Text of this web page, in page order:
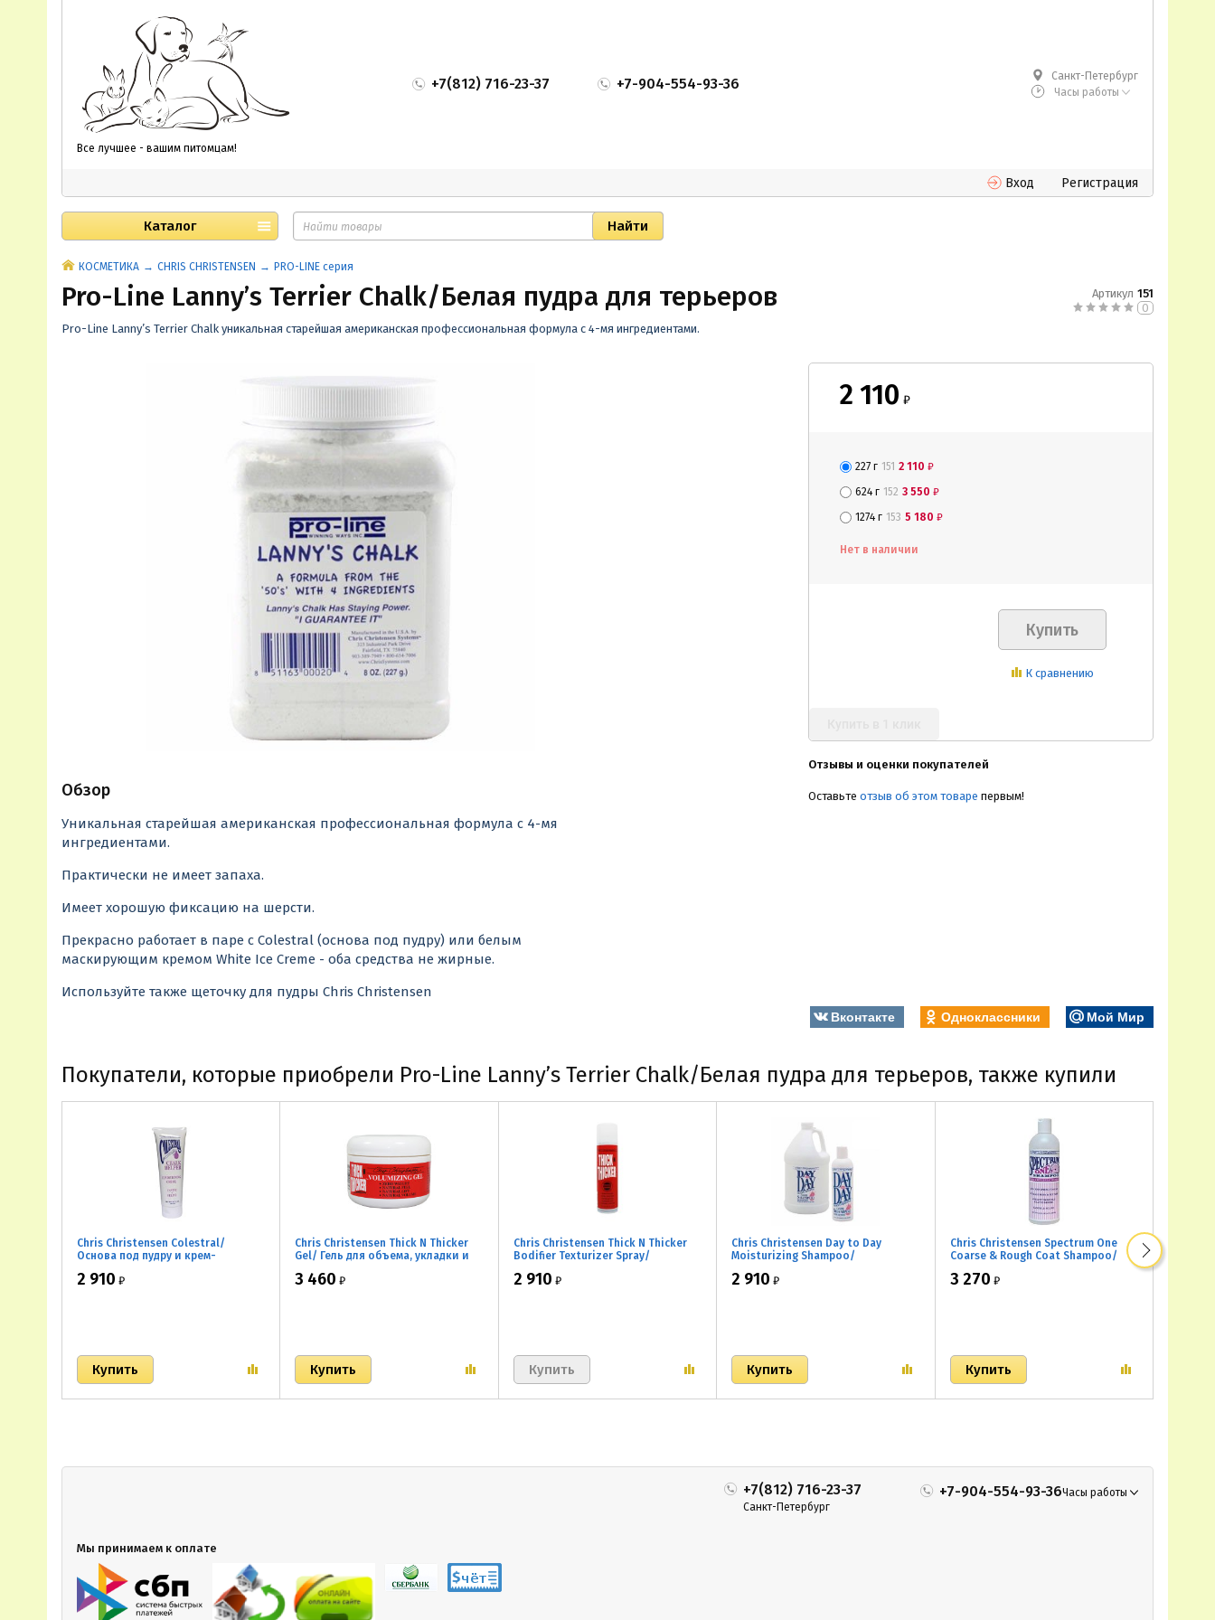
Все лучшее - вашим питомцам!
+7(812) 716-23-37 +7-904-554-93-36
Санкт-Петербург
Часы работы
Вход Регистрация
Каталог
КОСМЕТИКА CHRIS CHRISTENSEN PRO-LINE серия
Pro-Line Lanny’s Terrier Chalk/Белая пудра для терьеров
Pro-Line Lanny’s Terrier Chalk уникальная старейшая американская профессиональная формула с 4-мя ингредиентами.
Артикул 151
0
Обзор
Уникальная старейшая американская профессиональная формула с 4-мя
ингредиентами.
Практически не имеет запаха.
Имеет хорошую фиксацию на шерсти.
Прекрасно работает в паре с Colestral (основа под пудру) или белым
маскирующим кремом White Ice Creme - оба средства не жирные.
Используйте также щеточку для пудры Chris Christensen
2 110 ₽
227 г 151 2 110 ₽
624 г 152 3 550 ₽
1274 г 153 5 180 ₽
Нет в наличии
К сравнению
Отзывы и оценки покупателей
Оставьте отзыв об этом товаре первым!
Вконтакте Одноклассники Мой Мир
Покупатели, которые приобрели Pro-Line Lanny’s Terrier Chalk/Белая пудра для терьеров, также купили
Chris Christensen Colestral/
Основа под пудру и крем-
2 910 ₽
Chris Christensen Thick N Thicker
Gel/ Гель для объема, укладки и
3 460 ₽
Chris Christensen Thick N Thicker
Bodifier Texturizer Spray/
текстурирования и объема 296мл
2 910 ₽
Chris Christensen Day to Day
Moisturizing Shampoo/
частого применения
2 910 ₽
Chris Christensen Spectrum One
Coarse & Rough Coat Shampoo/
объемной шерсти
3 270 ₽
+7(812) 716-23-37
Санкт-Петербург
+7-904-554-93-36Часы работы
Мы принимаем к оплате